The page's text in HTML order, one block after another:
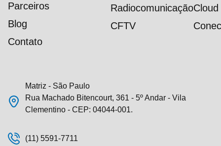
Parceiros
Blog
Contato
RadiocomunicaçãoCloud
CFTV
Matriz - São Paulo
Rua Machado Bitencourt, 361 - 5º Andar - Vila
Clementino - CEP: 04044-001.
(11) 5591-7711